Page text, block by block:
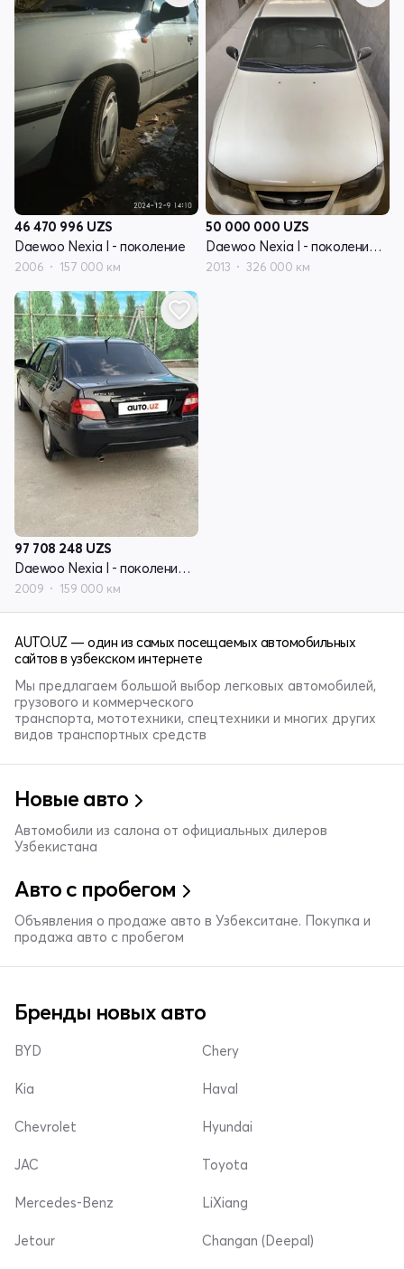
46 470 996 UZS
Daewoo Nexia I - поколение
2006 157 000 км
50 000 000 UZS
Daewoo Nexia I - поколение рестайлинг
2013 326 000 км
97 708 248 UZS
Daewoo Nexia I - поколение рестайлинг
2009 159 000 км
AUTO.UZ — один из самых посещаемых автомобильных
сайтов в узбекском интернете
Мы предлагаем большой выбор легковых автомобилей,
грузового и коммерческого
транспорта, мототехники, спецтехники и многих других
видов транспортных средств
Новые авто
Автомобили из салона от официальных дилеров
Узбекистана
Авто с пробегом
Объявления о продаже авто в Узбекситане. Покупка и
продажа авто с пробегом
Бренды новых авто
BYD
Kia
Chevrolet
Chery
Haval
Hyundai
JAC
Mercedes-Benz
Jetour
Toyota
LiXiang
Changan (Deepal)